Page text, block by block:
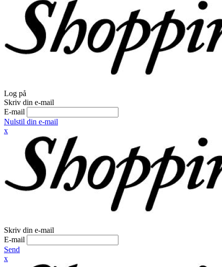
Log på
Skriv din e-mail
E-mail
Nulstil din e-mail
x
Skriv din e-mail
E-mail
Send
x